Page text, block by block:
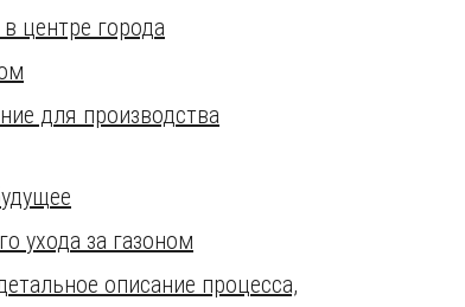
центре города
для производства
ухода за газоном
описание процесса,